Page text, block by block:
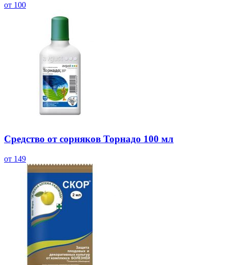
от 100
Средство от сорняков Торнадо 100 мл
от 149